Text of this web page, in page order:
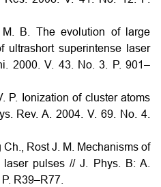
B. The evolution of large
ultrashort superintense laser
2000. V. 43. No. 3. P. 901–
P. Ionization of cluster atoms
Rev. A. 2004. V. 69. No. 4.
Rost J. M. Mechanisms of
pulses // J. Phys. B: A.
R39–R77.